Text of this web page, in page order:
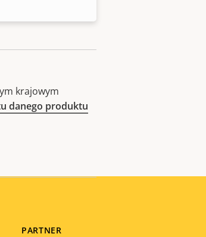
krajowym
danego produktu
PARTNER